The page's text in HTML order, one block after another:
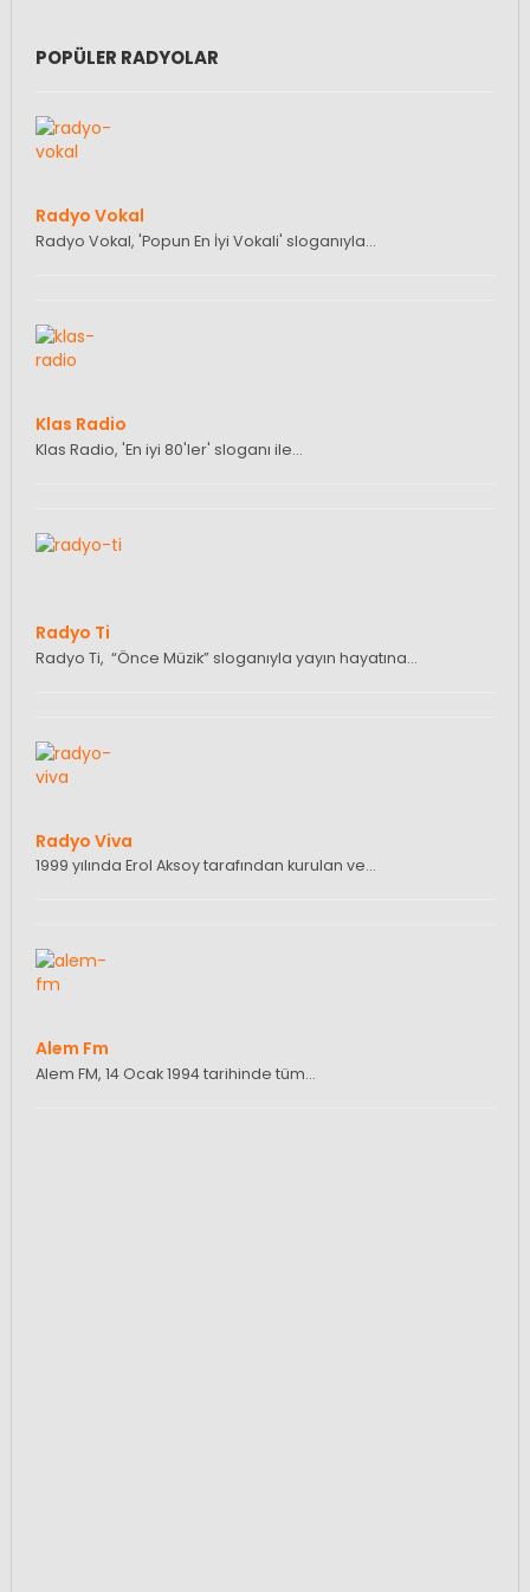
POPÜLER RADYOLAR
Radyo Vokal
Radyo Vokal, 'Popun En İyi Vokali' sloganıyla…
Klas Radio
Klas Radio, 'En iyi 80'ler' sloganı ile…
Radyo Ti
Radyo Ti, “Önce Müzik” sloganıyla yayın hayatına…
Radyo Viva
1999 yılında Erol Aksoy tarafından kurulan ve…
Alem Fm
Alem FM, 14 Ocak 1994 tarihinde tüm…